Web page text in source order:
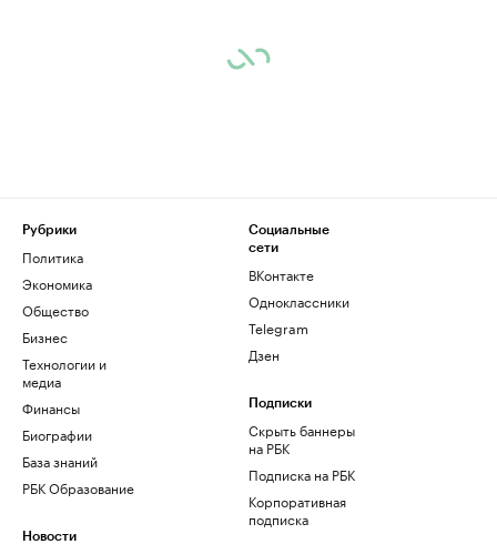
Рубрики
Политика
Экономика
Общество
Бизнес
Технологии и
медиа
Финансы
Биографии
База знаний
РБК Образование
Новости
Социальные
сети
ВКонтакте
Одноклассники
Telegram
Дзен
Подписки
Скрыть баннеры
на РБК
Подписка на РБК
Корпоративная
подписка